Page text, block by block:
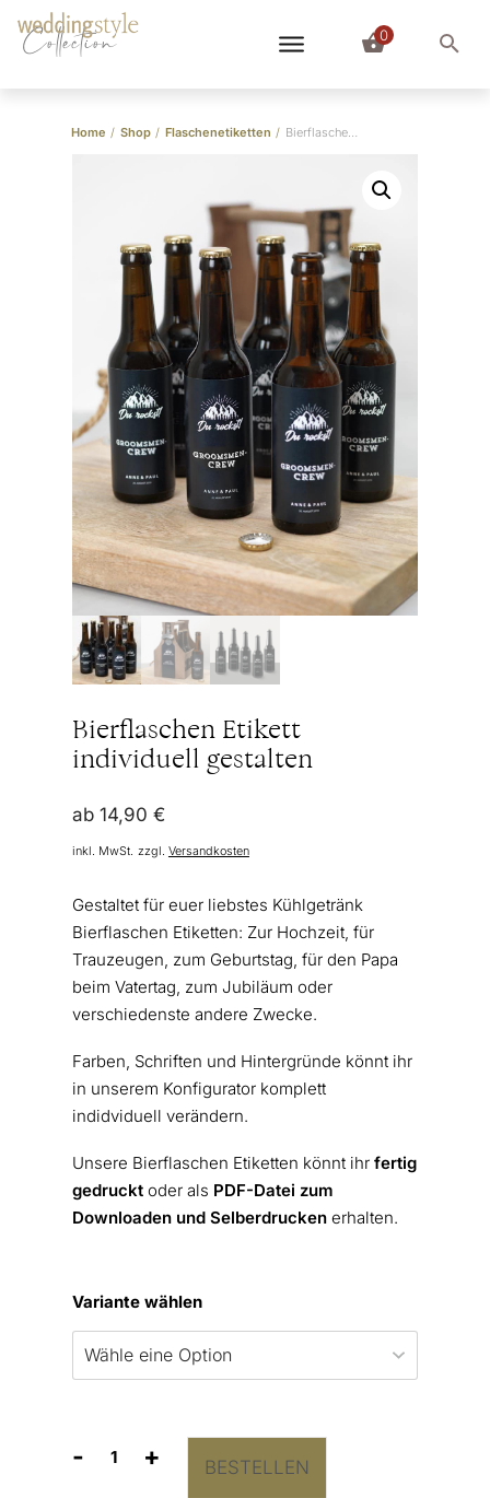
Collection 0
Home / Shop / Flaschenetiketten / Bierflaschen Etikett individuell gestalten
Bierflaschen Etikett
individuell gestalten
ab 14,90 €
inkl. MwSt. zzgl. Versandkosten
Gestaltet für euer liebstes Kühlgetränk
Bierflaschen Etiketten: Zur Hochzeit, für
Trauzeugen, zum Geburtstag, für den Papa
beim Vatertag, zum Jubiläum oder
verschiedenste andere Zwecke.
Farben, Schriften und Hintergründe könnt ihr
in unserem Konfigurator komplett
indidviduell verändern.
Unsere Bierflaschen Etiketten könnt ihr fertig
gedrucktoder als PDF-Datei zum
Downloaden und Selberdruckenerhalten.
Variante wählen
-
Bierflaschen
+ BESTELLEN